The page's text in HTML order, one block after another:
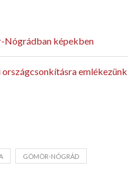
Nógrádban képekben
emlékezünk
GÖMÖR-NÓGRÁD